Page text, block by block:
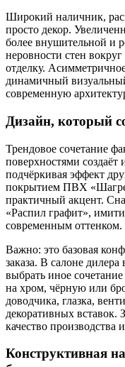
Широкий наличник,
просто декор.
более внушительной и
неровности стен
отделку.
динамичный
современную
Дизайн, который
Трендовое сочетание
поверхностями создаёт
подчёркивая эффект
покрытием ПВХ
практичный акцент.
«Распил графит»,
современным оттенком.
Важно: это базовая
заказа. В салоне
выбрать иное
на хром, чёрную или
доводчика, глазка,
декоративных вставок.
качество производства
Конструктивная